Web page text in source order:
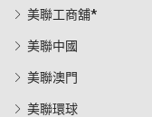
美聯工商舖*
美聯中國
美聯澳門
美聯環球